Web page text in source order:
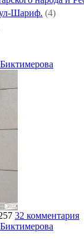
Шариф. (4)
32 комментария